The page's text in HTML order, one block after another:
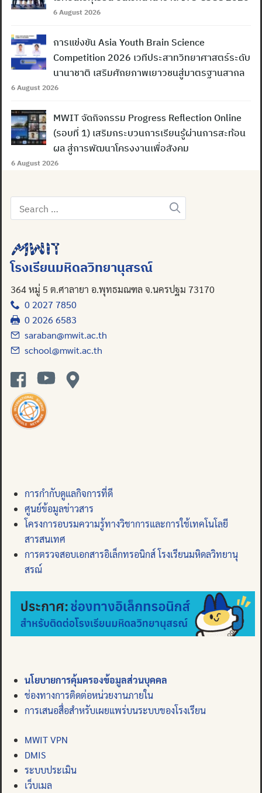
for:
6 August 2026
การแข่งขัน Asia Youth Brain Science
Competition 2026 เวทีประสาทวิทยาศาสตร์ระดับ
นานาชาติ เสริมศักยภาพเยาวชนสู่มาตรฐานสากล
6 August 2026
MWIT จัดกิจกรรม Progress Reflection Online
(รอบที่ 1) เสริมกระบวนการเรียนรู้ผ่านการสะท้อน
ผล สู่การพัฒนาโครงงานเพื่อสังคม
6 August 2026
Search
for:
โรงเรียนมหิดลวิทยานุสรณ์
364 หมู่ 5 ต.ศาลายา อ.พุทธมณฑล จ.นครปฐม 73170
0 2027 7850
0 2026 6583
saraban@mwit.ac.th
school@mwit.ac.th
การกำกับดูแลกิจการที่ดี
ศูนย์ข้อมูลข่าวสาร
โครงการอบรมความรู้ทางวิชาการและการใช้เทคโนโลยี
สารสนเทศ
การตรวจสอบเอกสารอิเล็กทรอนิกส์ โรงเรียนมหิดลวิทยานุ
สรณ์
นโยบายการคุ้มครองข้อมูลส่วนบุคคล
ช่องทางการติดต่อหน่วยงานภายใน
การเสนอสื่อสำหรับเผยแพร่บนระบบของโรงเรียน
MWIT VPN
DMIS
ระบบประเมิน
เว็บเมล